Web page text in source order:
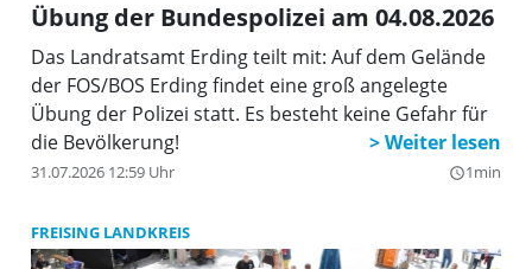
Übung der Bundespolizei am 04.08.2026
Das Landratsamt Erding teilt mit: Auf dem Gelände
der FOS/BOS Erding findet eine groß angelegte
Übung der Polizei statt. Es besteht keine Gefahr für
die Bevölkerung!
31.07.2026 12:59 Uhr query_builder1min
FREISING LANDKREIS